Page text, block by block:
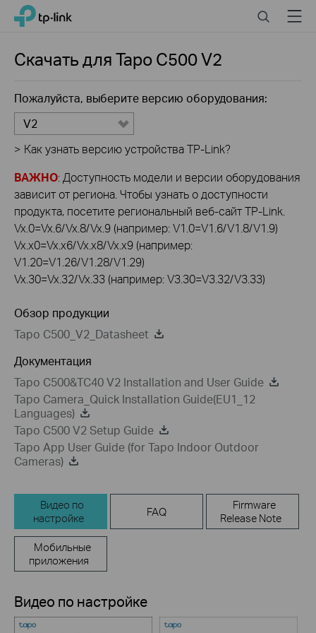
Click
navigation
TP-Link, Reliably Smart SearchMenu
Скачать дляTapo C500V2
Пожалуйста, выберите версию оборудования:
V2
> Как узнать версию устройства TP-Link?
ВАЖНО: Доступность модели и версии оборудования
зависит от региона. Чтобы узнать о доступности
продукта, посетите региональный веб-сайт TP-Link.
Vx.0=Vx.6/Vx.8/Vx.9 (например: V1.0=V1.6/V1.8/V1.9)
Vx.x0=Vx.x6/Vx.x8/Vx.x9 (например:
V1.20=V1.26/V1.28/V1.29)
Vx.30=Vx.32/Vx.33 (например: V3.30=V3.32/V3.33)
Обзор продукции
Tapo C500_V2_Datasheet
Документация
Tapo C500&TC40 V2 Installation and User Guide
Tapo Camera_Quick Installation Guide(EU1_12
Languages)
Tapo C500 V2 Setup Guide
Tapo App User Guide (for Tapo Indoor Outdoor
Cameras)
Видео по
настройке
FAQ
Firmware
Release Note
Мобильные
приложения
Видео по настройке